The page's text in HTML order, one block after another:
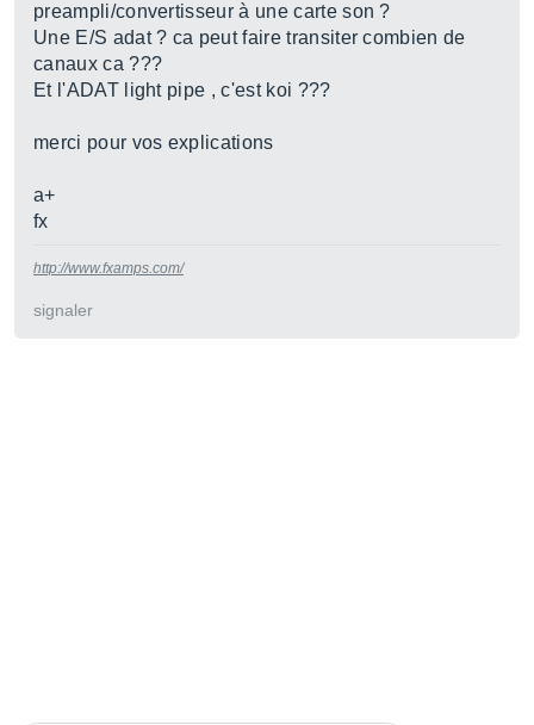
preampli/convertisseur à une carte son ?
Une E/S adat ? ca peut faire transiter combien de
canaux ca ???
Et l'ADAT light pipe , c'est koi ???
merci pour vos explications
a+
fx
http://www.fxamps.com/
signaler